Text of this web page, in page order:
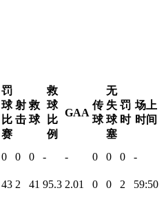
罚
球
比
赛
射
击
救
球
救
球
比
例
GAA
传
球
无
失
球
塞
罚
时
场上
时间
0 0 0 - - 0 0 0 -
43 2 41 95.3 2.01 0 0 2
59:50